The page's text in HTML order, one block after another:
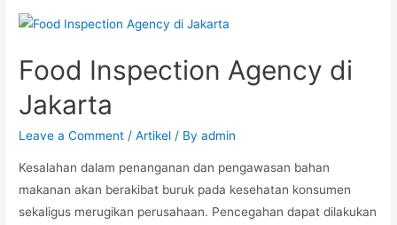
Food Inspection Agency di
Jakarta
Leave a Comment /Artikel / Byadmin
Kesalahan dalam penanganan dan pengawasan bahan
makanan akan berakibat buruk pada kesehatan konsumen
sekaligus merugikan perusahaan. Pencegahan dapat dilakukan